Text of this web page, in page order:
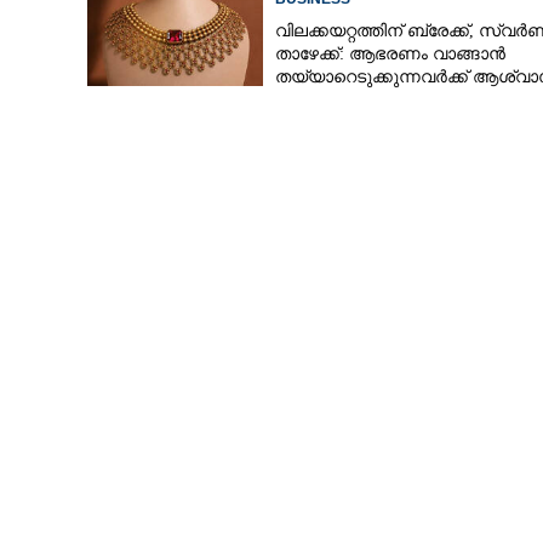
വിലക്കയറ്റത്തിന് ബ്രേക്ക്,
താഴേക്ക്: ആഭരണം വാങ്ങാൻ
തയ്യാറെടുക്കുന്നവർക്ക്